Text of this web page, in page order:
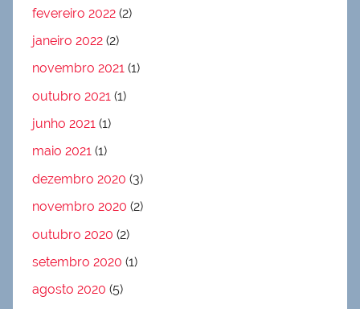
fevereiro 2022 (2)
janeiro 2022 (2)
novembro 2021 (1)
outubro 2021 (1)
junho 2021 (1)
maio 2021 (1)
dezembro 2020 (3)
novembro 2020 (2)
outubro 2020 (2)
setembro 2020 (1)
agosto 2020 (5)